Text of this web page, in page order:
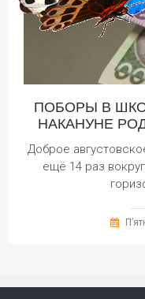
ПОБОРЫ В
НАКАНУНЕ
Доброе
ещё 14 раз